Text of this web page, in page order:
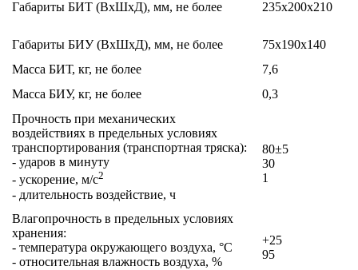
Габариты БИТ (ВхШхД), мм, не более 235х200х210
Габариты БИУ (ВхШхД), мм, не более
75х190х140
Масса БИТ, кг, не более
7,6
Масса БИУ, кг, не более
0,3
Прочность при механических
воздействиях в предельных условиях
транспортирования (транспортная тряска):
- ударов в минуту
- ускорение, м/с2
- длительность воздействие, ч
80±5
30
1
Влагопрочность в предельных условиях
хранения:
- температура окружающего воздуха, °C
- относительная влажность воздуха, %
+25
95